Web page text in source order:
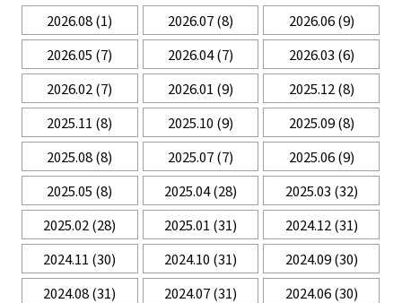
2026.08(1) 2026.07(8) 2026.06(9)
2026.05 (7) 2026.04(7) 2026.03 (6)
2026.02(7) 2026.01 (9) 2025.12(8)
2025.11 (8) 2025.10 (9) 2025.09(8)
2025.08(8) 2025.07(7) 2025.06(9)
2025.05 (8) 2025.04(28) 2025.03 (32)
2025.02(28) 2025.01 (31) 2024.12(31)
2024.11 (30) 2024.10 (31) 2024.09(30)
2024.08(31) 2024.07(31) 2024.06(30)